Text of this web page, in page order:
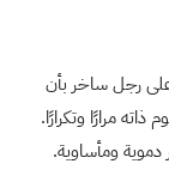
الصادر عام 1993، يُحكم على رجل ساخر بأن
مرارًا وتكرارًا.
ومأساوية.